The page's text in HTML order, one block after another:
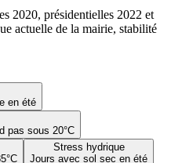
en été
pas sous 20°C
Stress hydrique
Jours avec sol sec en été
2020, présidentielles 2022 et
actuelle de la mairie, stabilité